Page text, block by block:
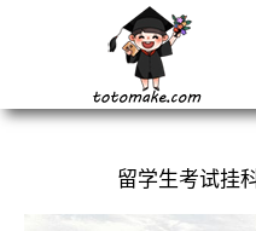
留学生考试挂